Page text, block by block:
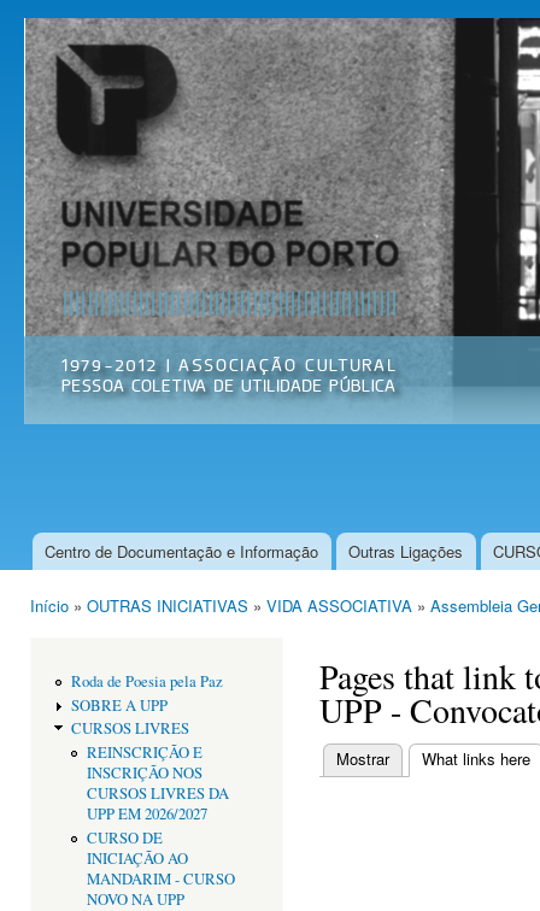
Universidade
Popular do
Porto
Associação
Cultural
Menu principal
Centro de Documentação e Informação Outras Ligações
Início » OUTRAS INICIATIVAS » VIDA ASSOCIATIVA » Assembleia
Roda de Poesia pela Paz
SOBRE A UPP
CURSOS LIVRES
REINSCRIÇÃO E
INSCRIÇÃO NOS
CURSOS LIVRES DA
UPP EM 2026/2027
CURSO DE
INICIAÇÃO AO
MANDARIM - CURSO
NOVO NA UPP
Pages that link
UPP -
Separadores
Mostrar What links here